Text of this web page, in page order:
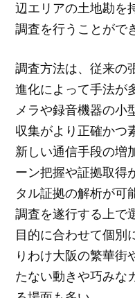
辺エリアの土地勘を
調査を行うことがで
調査方法は、従来の
進化によって手法が
メラや録音機器の小
収集がより正確かつ
新しい通信手段の増
ーン把握や証拠取得
タル証拠の解析が可
調査を遂行する上で
目的に合わせて個別
りわけ大阪の繁華街
たない動きや巧みな